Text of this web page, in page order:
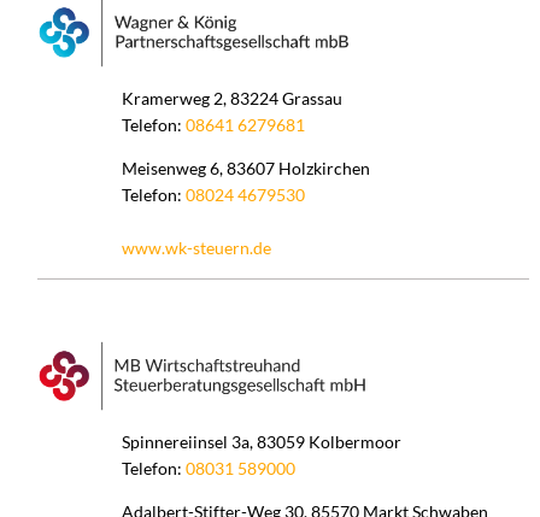
Kramerweg 2, 83224 Grassau
Telefon:08641 6279681
Meisenweg 6, 83607 Holzkirchen
Telefon:08024 4679530
www.wk-steuern.de
Spinnereiinsel 3a, 83059 Kolbermoor
Telefon:08031 589000
Adalbert-Stifter-Weg 30, 85570 Markt Schwaben